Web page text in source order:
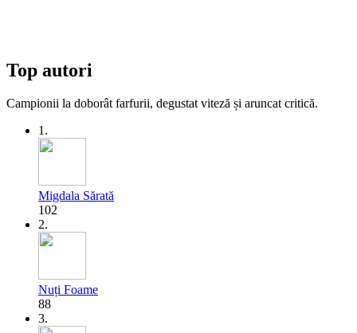
Top autori
Campionii la doborât farfurii, degustat viteză și aruncat critică.
1.
Migdala Sărată
102
2.
Nuți Foame
88
3.